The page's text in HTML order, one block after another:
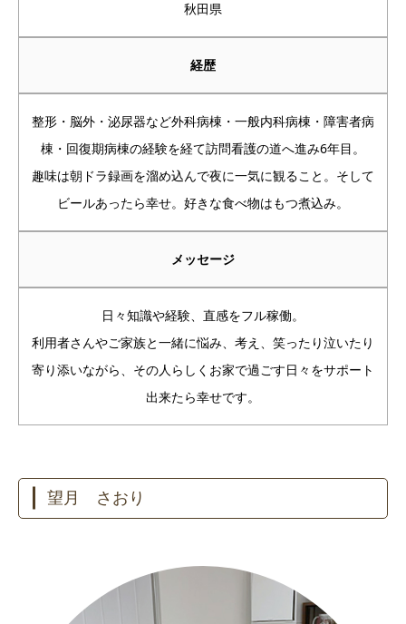
秋田県
経歴
整形・脳外・泌尿器など外科病棟・一般内科病棟・障害者病
棟・回復期病棟の経験を経て訪問看護の道へ進み6年目。
趣味は朝ドラ録画を溜め込んで夜に一気に観ること。そして
ビールあったら幸せ。好きな食べ物はもつ煮込み。
メッセージ
日々知識や経験、直感をフル稼働。
利用者さんやご家族と一緒に悩み、考え、笑ったり泣いたり
寄り添いながら、その人らしくお家で過ごす日々をサポート
出来たら幸せです。
望月 さおり